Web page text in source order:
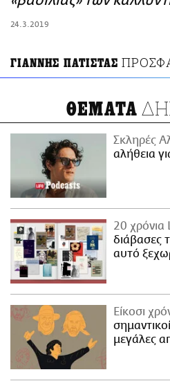
24.3.2019
ΓΙΑΝΝΗΣ ΠΑΤΙΣΤΑΣ
ΘΕΜΑΤΑ
Σκληρές
αλήθεια
20 χρόνια
διάβασες
αυτό
Είκοσι
μεγάλες